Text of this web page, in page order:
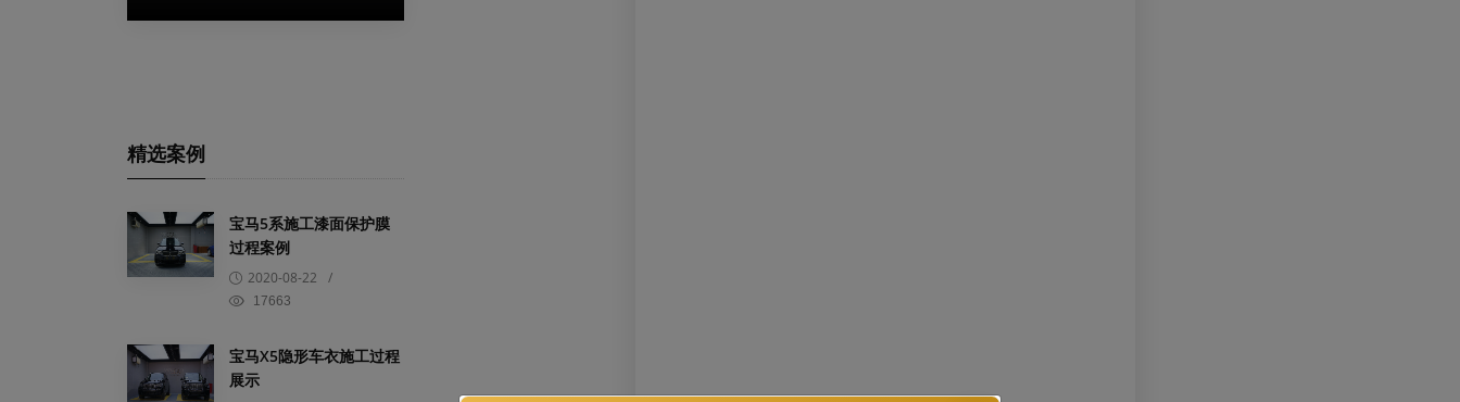
精选案例
宝马5系施工漆面保护膜
过程案例
2020-08-22 /
17663
宝马X5隐形车衣施工过程
展示